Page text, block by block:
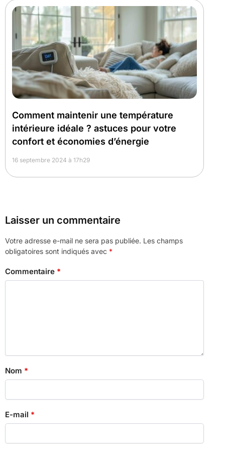
Comment maintenir une température
intérieure idéale ? astuces pour votre
confort et économies d’énergie
16 septembre 2024 à 17h29
Laisser un commentaire
Votre adresse e-mail ne sera pas publiée. Les champs
obligatoires sont indiqués avec *
Commentaire *
Nom *
E-mail *